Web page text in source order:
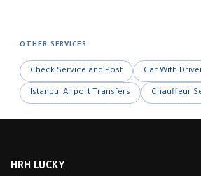
OTHER SERVICES
Check Service and Post Car With
Istanbul Airport Transfers Chauffeur
HRH LUCKY